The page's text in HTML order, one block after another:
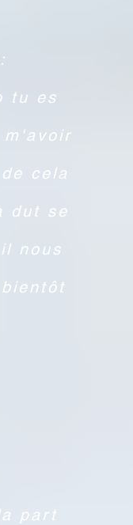
tu es
cela
dut se
nous
part